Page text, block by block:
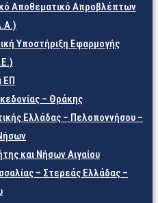
Αποθεματικό Απροβλέπτων
Υποστήριξη Εφαρμογής
ΕΠ
– Θράκης
Ελλάδας – Πελοποννήσου –
και Νήσων Αιγαίου
– Στερεάς Ελλάδας –